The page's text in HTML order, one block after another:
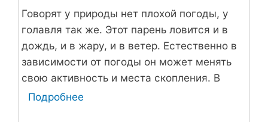
Говорят у природы нет плохой погоды, у
голавля так же. Этот парень ловится и в
дождь, и в жару, и в ветер. Естественно в
зависимости от погоды он может менять
свою активность и места скопления. В
жару он хорошо реагирует на приманки с
Подробнее